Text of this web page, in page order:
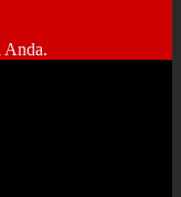
Anda.